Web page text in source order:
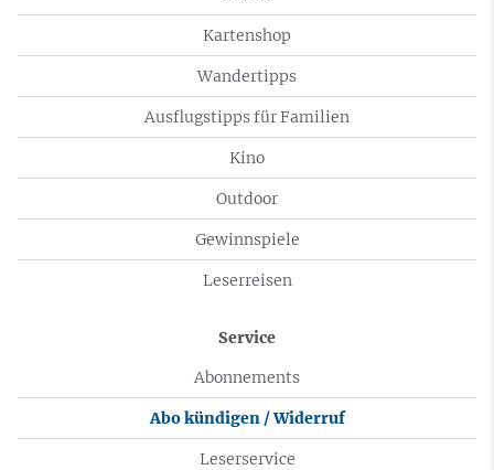
Kartenshop
Wandertipps
Ausflugstipps für Familien
Kino
Outdoor
Gewinnspiele
Leserreisen
Service
Abonnements
Abo kündigen / Widerruf
Leserservice